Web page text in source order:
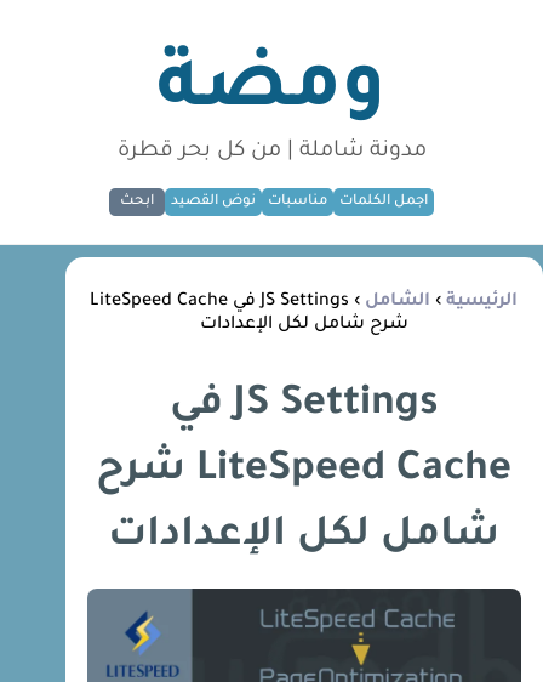
ومضة
مدونة شاملة | من كل بحر قطرة
اجمل الكلمات مناسبات نوض القصيد ابحث
الرئيسية› الشامل
› JS Settings في LiteSpeed Cache
شرح شامل لكل الإعدادات
JS Settings في
LiteSpeed Cache شرح
شامل لكل الإعدادات